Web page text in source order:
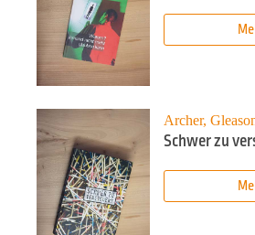
Archer,
Schwer zu